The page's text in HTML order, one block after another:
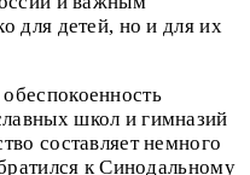
для детей, но и для их
школ и гимназий
составляет немного
к Синодальному